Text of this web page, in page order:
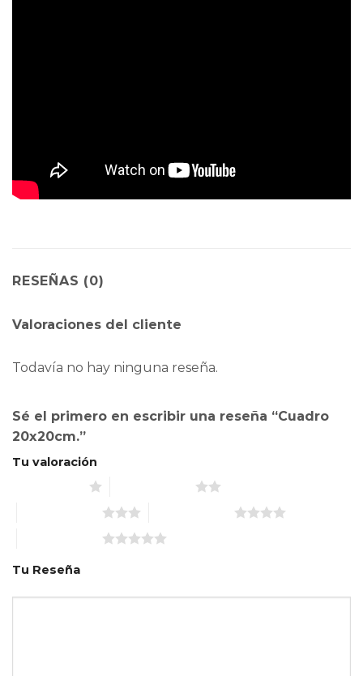
RESEÑAS (0)
Valoraciones del cliente
Todavía no hay ninguna reseña.
Sé el primero en escribir una reseña “Cuadro
20x20cm.”
Tu valoración
Tu Reseña